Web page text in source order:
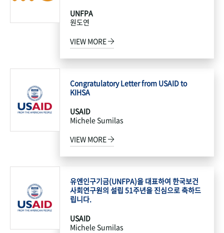
UNFPA
원도연
VIEW MORE
Congratulatory Letter from USAID to
KIHSA
USAID
Michele Sumilas
VIEW MORE
유엔인구기금(UNFPA)을 대표하여 한국보건
사회연구원의 설립 51주년을 진심으로 축하드
립니다.
USAID
Michele Sumilas